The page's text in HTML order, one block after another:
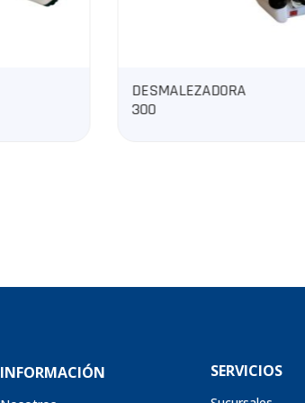
GENERADOR A
DIÉSEL CERRADO
INFORMACIÓN SERVICIOS